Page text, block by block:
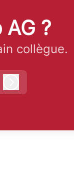
?
collègue.